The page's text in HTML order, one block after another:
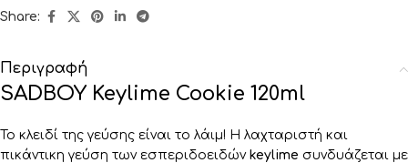
Share:
Περιγραφή
SADBOY Keylime Cookie 120ml
Το κλειδί της γεύσης είναι το λάιμ! Η λαχταριστή και
πικάντικη γεύση των εσπεριδοειδών keylime συνδυάζεται με